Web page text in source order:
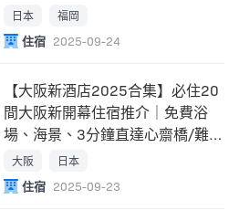
日本 福岡
住宿 2025-09-24
【大阪新酒店2025合集】必住20
間大阪新開幕住宿推介｜免費浴
場、海景、3分鐘直達心齋橋/難
波/梅田站
大阪 日本
住宿 2025-09-23